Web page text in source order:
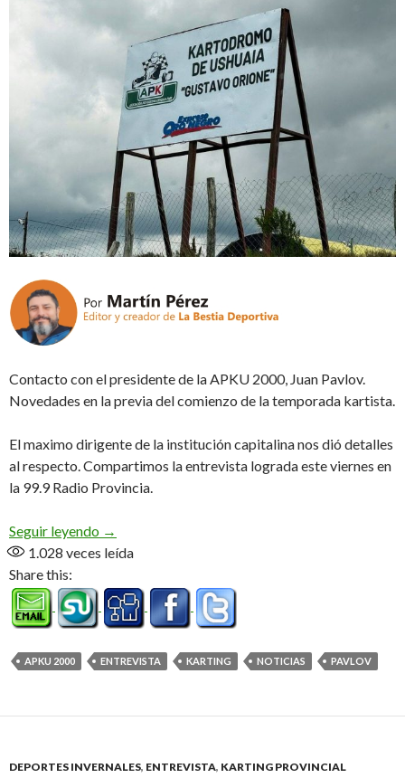
Contacto con el presidente de la APKU 2000, Juan Pavlov.
Novedades en la previa del comienzo de la temporada kartista.
El maximo dirigente de la institución capitalina nos dió detalles
al respecto. Compartimos la entrevista lograda este viernes en
la 99.9 Radio Provincia.
Seguir leyendo Carteleria y fondos para el «Gustavo Orione»
→
1.028 veces leída
Share this:
APKU 2000 ENTREVISTA KARTING NOTICIAS PAVLOV
DEPORTES INVERNALES, ENTREVISTA, KARTING PROVINCIAL